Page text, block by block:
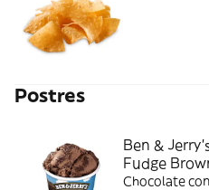
Postres
Ben &
Fudge
Chocolate